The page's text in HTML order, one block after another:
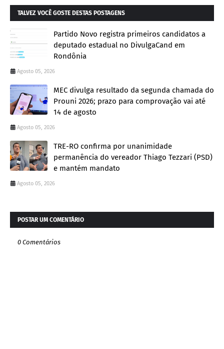
TALVEZ VOCÊ GOSTE DESTAS POSTAGENS
Partido Novo registra primeiros candidatos a
deputado estadual no DivulgaCand em
Rondônia
Agosto 05, 2026
MEC divulga resultado da segunda chamada do
Prouni 2026; prazo para comprovação vai até
14 de agosto
Agosto 05, 2026
TRE-RO confirma por unanimidade
permanência do vereador Thiago Tezzari (PSD)
e mantém mandato
Agosto 05, 2026
POSTAR UM COMENTÁRIO
0 Comentários